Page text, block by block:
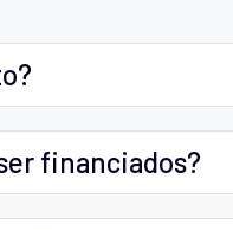
financiados?